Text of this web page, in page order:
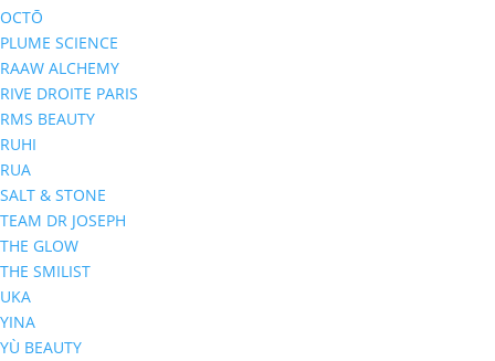
OCTŌ
PLUME SCIENCE
RAAW ALCHEMY
RIVE DROITE PARIS
RMS BEAUTY
RUHI
RUA
SALT & STONE
TEAM DR JOSEPH
THE GLOW
THE SMILIST
UKA
YINA
YÙ BEAUTY